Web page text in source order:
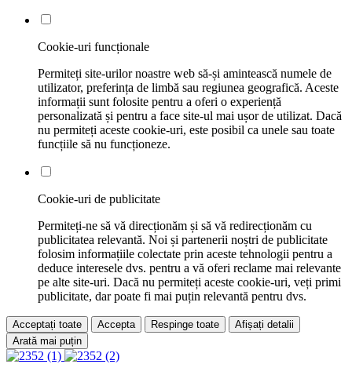
Cookie-uri funcționale
Permiteți site-urilor noastre web să-și amintească numele de
utilizator, preferința de limbă sau regiunea geografică. Aceste
informații sunt folosite pentru a oferi o experiență
personalizată și pentru a face site-ul mai ușor de utilizat. Dacă
nu permiteți aceste cookie-uri, este posibil ca unele sau toate
funcțiile să nu funcționeze.
Cookie-uri de publicitate
Permiteți-ne să vă direcționăm și să vă redirecționăm cu
publicitatea relevantă. Noi și partenerii noștri de publicitate
folosim informațiile colectate prin aceste tehnologii pentru a
deduce interesele dvs. pentru a vă oferi reclame mai relevante
pe alte site-uri. Dacă nu permiteți aceste cookie-uri, veți primi
publicitate, dar poate fi mai puțin relevantă pentru dvs.
Acceptați toate Accepta Respinge toate
Afișați detalii
Arată mai puțin